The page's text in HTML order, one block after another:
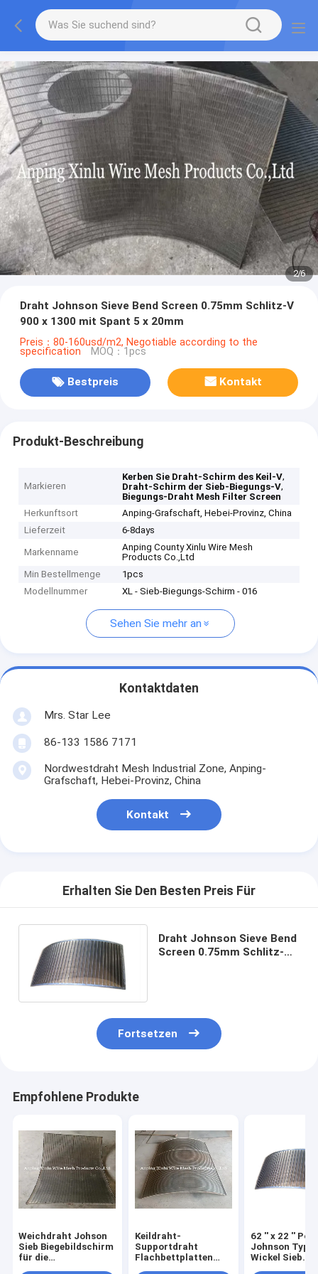
2/6
Draht Johnson Sieve Bend Screen 0.75mm Schlitz-V
900 x 1300 mit Spant 5 x 20mm
Preis：80-160usd/m2, Negotiable according to the
specification MOQ：1pcs
Bestpreis Kontakt
Produkt-Beschreibung
Markieren
Kerben Sie Draht-Schirm des Keil-V,
Draht-Schirm der Sieb-Biegungs-V,
Biegungs-Draht Mesh Filter Screen
Herkunftsort
Anping-Grafschaft, Hebei-Provinz, China
Lieferzeit
6-8days
Markenname
Anping County Xinlu Wire Mesh
Products Co.,Ltd
Min Bestellmenge
1pcs
Modellnummer
XL - Sieb-Biegungs-Schirm - 016
Sehen Sie mehr an
Kontaktdaten
Mrs. Star Lee
86-133 1586 7171
Nordwestdraht Mesh Industrial Zone, Anping-
Grafschaft, Hebei-Provinz, China
Kontakt
Erhalten Sie Den Besten Preis Für
Draht Johnson Sieve Bend
Screen 0.75mm Schlitz-V
Fortsetzen
Empfohlene Produkte
Weichdraht Johson
Sieb Biegebildschirm
für die
Keildraht-
Supportdraht
Flachbettplatten
62 ′′ x 22 ′′
Johnson Typ V
Wickel Sieb